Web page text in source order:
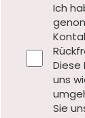
Ich
Diese
uns
Sie